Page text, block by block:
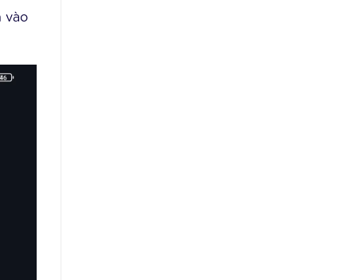
vào